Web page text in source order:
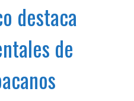
destaca
de